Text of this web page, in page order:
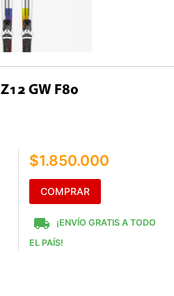
GW F80
$1.850.000
COMPRAR
local_shipping
¡ENVÍO GRATIS A TODO
EL PAÍS!